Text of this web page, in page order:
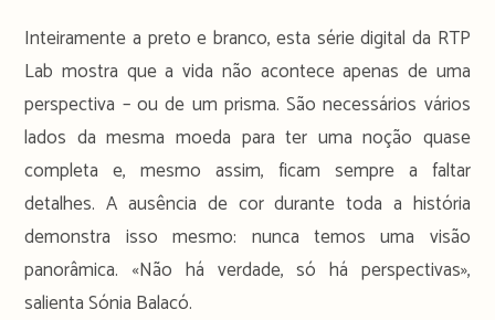
Inteiramente a preto e branco, esta série digital da RTP
Lab mostra que a vida não acontece apenas de uma
perspectiva – ou de um prisma. São necessários vários
lados da mesma moeda para ter uma noção quase
completa e, mesmo assim, ficam sempre a faltar
detalhes. A ausência de cor durante toda a história
demonstra isso mesmo: nunca temos uma visão
panorâmica. «Não há verdade, só há perspectivas»,
salienta Sónia Balacó.